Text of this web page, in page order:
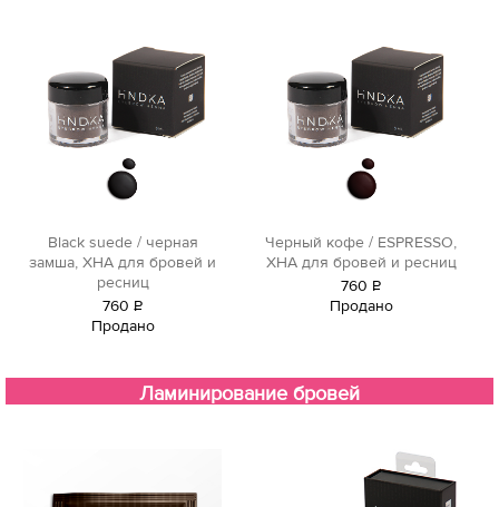
Black suede / черная
замша, ХНА для бровей и
ресниц
760 Р
уб.
Продано
Черный кофе / ESPRESSO,
ХНА для бровей и ресниц
760 Р
уб.
Продано
Ламинирование бровей